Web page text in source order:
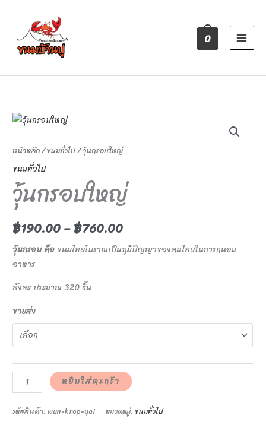
content
0
หน้าหลัก/ขนมทั่วไป/ วุ้นกรอบใหญ่
ขนมทั่วไป
วุ้นกรอบใหญ่
฿190.00–฿760.00
วุ้นกรอบ คือ ขนมไทยโบราณเป็น​ภูมิปัญญา​ของคนไทยในการถนอม
อาหาร
ลังละ ประมาณ 320 ชิ้น
ขายส่ง
จำนวน
กรอบ
ใหญ่
ชิ้น
หยิบใส่ตะกร้า
รหัสสินค้า:wun-krop-yai หมวดหมู่:ขนมทั่วไป